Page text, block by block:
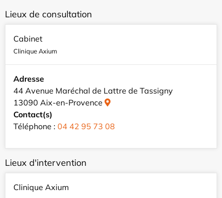
Lieux de consultation
Cabinet
Clinique Axium
Adresse
44 Avenue Maréchal de Lattre de Tassigny
13090 Aix-en-Provence
Contact(s)
Téléphone : 04 42 95 73 08
Lieux d'intervention
Clinique Axium